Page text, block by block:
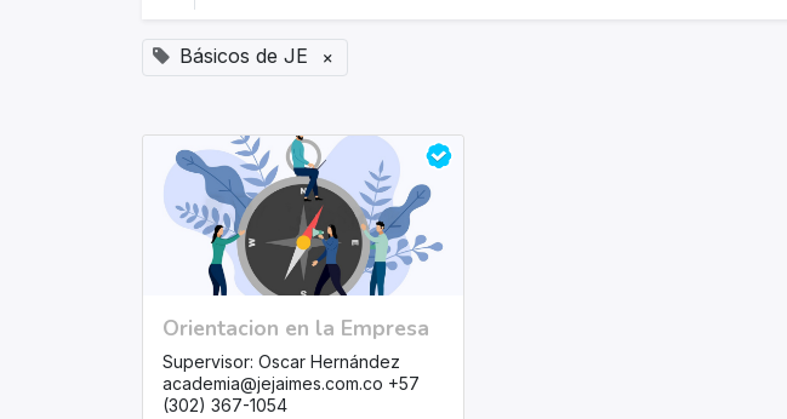
Básicos de JE ×
Orientacion en la Empresa
Supervisor: Oscar Hernández
academia@jejaimes.com.co +57
(302) 367-1054